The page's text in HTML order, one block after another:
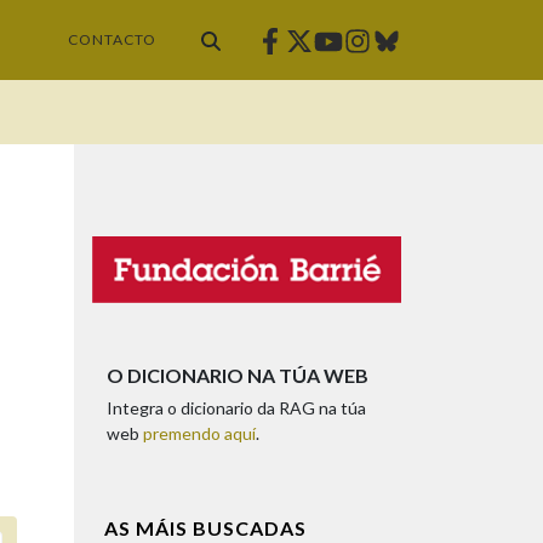
CONTACTO Facebook
Twitter
Youtube
Instagram
Bluesky
O DICIONARIO NA TÚA WEB
Integra o dicionario da RAG na túa
web premendo aquí.
AS MÁIS BUSCADAS